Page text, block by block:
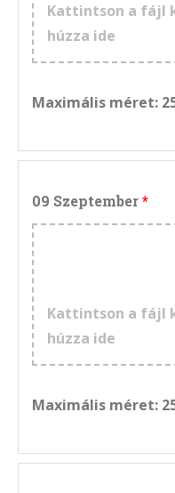
Kattintson a fájl
húzza ide
Maximális méret:
09 Szeptember
Kattintson a fájl
húzza ide
Maximális méret: